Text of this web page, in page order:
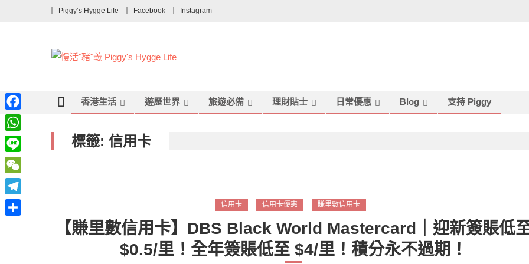
Piggy’s Hygge Life Facebook Instagram
香港生活 遊歷世界 旅遊必備 理財貼士 日常優惠 Blog 支持 Piggy
標籤: 信用卡
信用卡 信用卡優惠 賺里數信用卡
【賺里數信用卡】DBS Black World Mastercard｜迎新簽賬低
$0.5/里！全年簽賬低至 $4/里！積分永不過期！
Facebook
WhatsApp
Line
WeChat
Telegram